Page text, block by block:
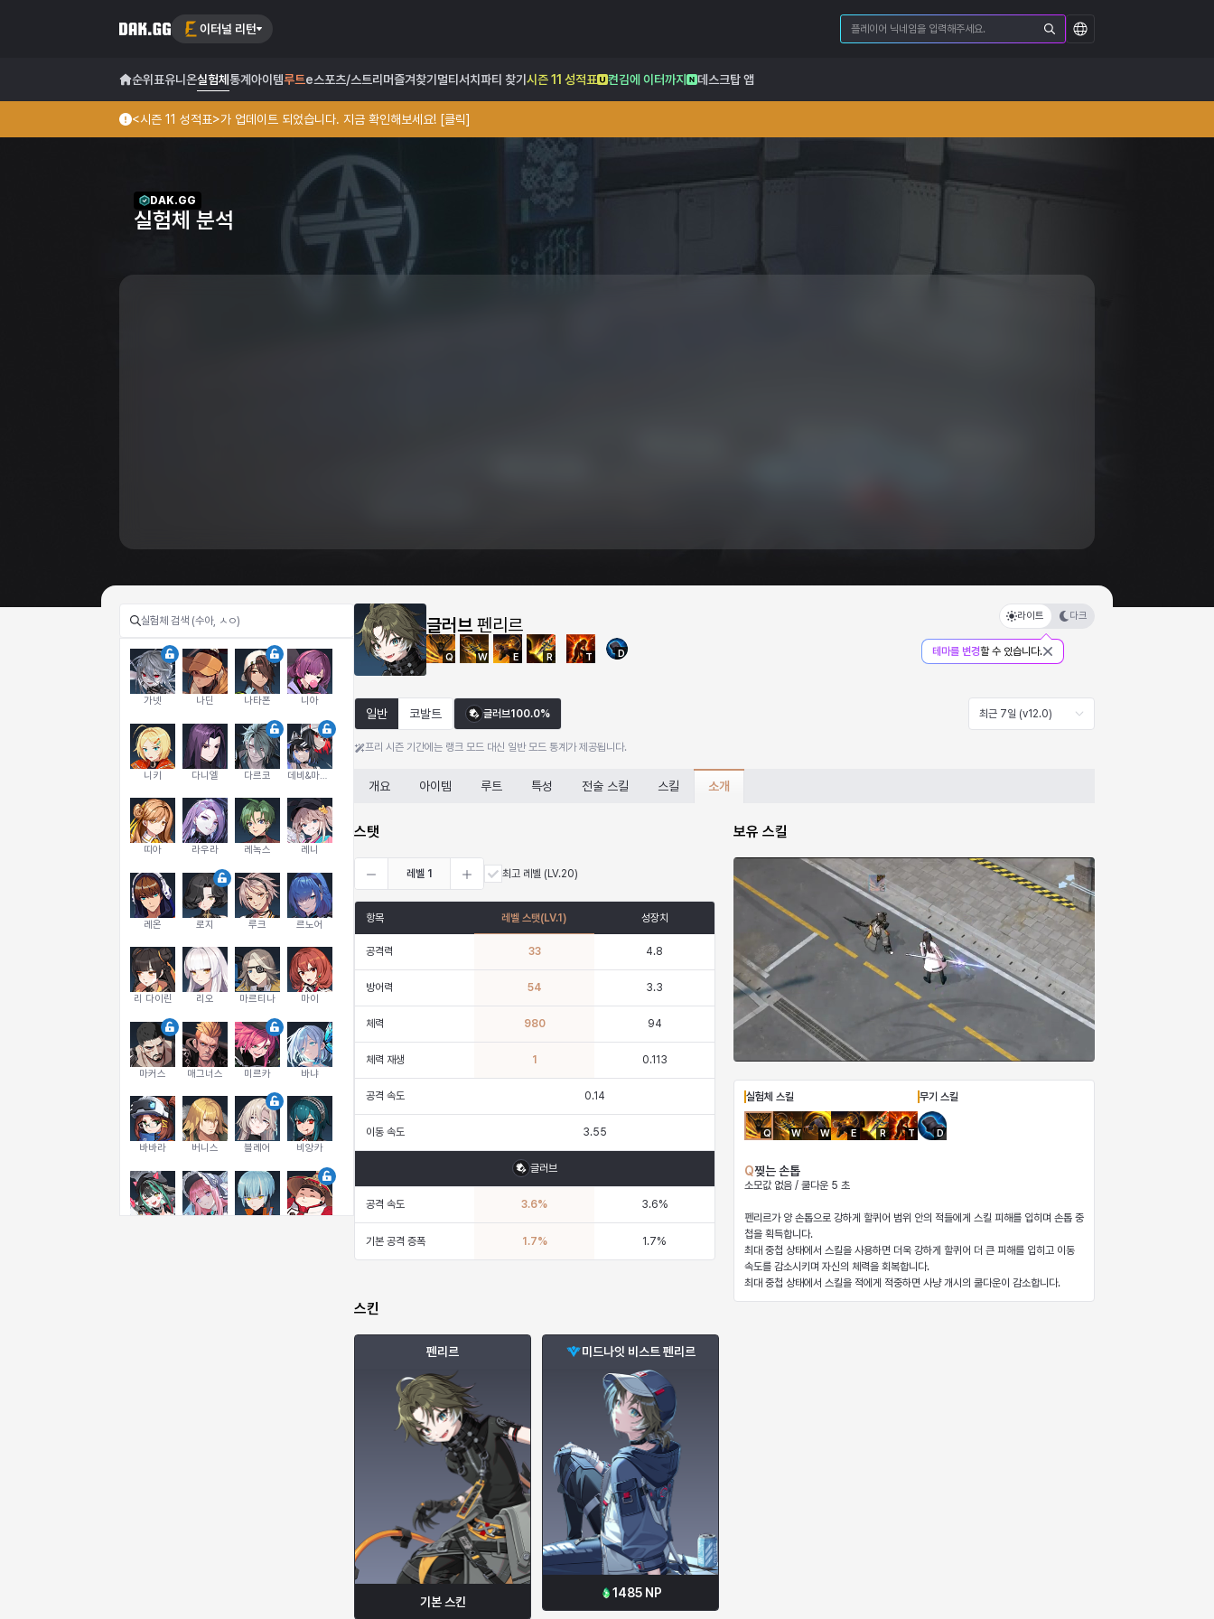
이터널 리턴
순위표유니온실험체 통계 아이템루트e스포츠/스트리머즐겨찾기 멀티서치 파티 찾기 시즌 11 성적표 켠김에 이터까지 데스크탑 앱
<시즌 11 성적표>가 업데이트 되었습니다. 지금 확인해보세요! [클릭]
DAK.GG
실험체 분석
가넷 나딘 나타폰 니아
니키 다니엘 다르코
띠아 라우라 레녹스 레니
레온 로지 루크 르노어
리 다이린 리오 마르티나 마이
마커스 매그너스 미르카 바냐
바바라 버니스 블레어 비앙카
글러브 펜리르
Q W E R T D
라이트 다크
테마를 변경할 수 있습니다.
일반 코발트 글러브100.0% 최근 7일 (v12.0)
프리 시즌 기간에는 랭크 모드 대신 일반 모드 통계가 제공됩니다.
개요 아이템 루트 특성 전술 스킬 스킬 소개
스탯
레벨 1 최고 레벨 (LV.20)
항목 레벨 스탯(LV.1 ) 성장치
공격력 33 4.8
방어력 54 3.3
체력 980 94
체력 재생 1 0.113
공격 속도 0.14
이동 속도 3.55
글러브
공격 속도 3.6% 3.6%
기본 공격 증폭 1.7% 1.7%
보유 스킬
실험체 스킬
Q W W E R T
무기 스킬
D
Q찢는 손톱
소모값 없음 / 쿨다운 5 초
펜리르가 양 손톱으로 강하게 할퀴어 범위 안의 적들에게 스킬 피해를 입히며 손톱 중
첩을 획득합니다.
최대 중첩 상태에서 스킬을 사용하면 더욱 강하게 할퀴어 더 큰 피해를 입히고 이동
속도를 감소시키며 자신의 체력을 회복합니다.
최대 중첩 상태에서 스킬을 적에게 적중하면 사냥 개시의 쿨다운이 감소합니다.
스킨
펜리르
기본 스킨
미드나잇 비스트 펜리르
1485NP